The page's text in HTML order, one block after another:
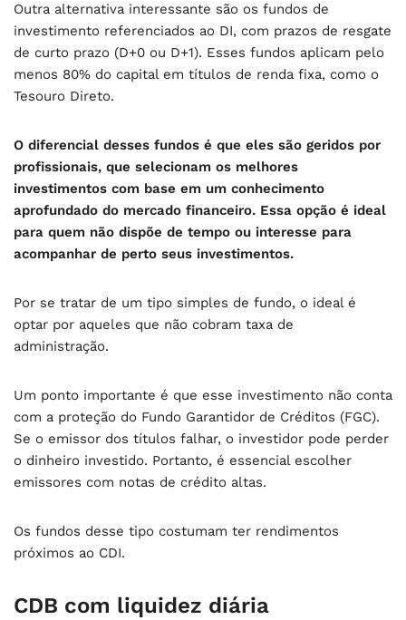
Outra alternativa interessante são os fundos de
investimento referenciados ao DI, com prazos de resgate
de curto prazo (D+0 ou D+1). Esses fundos aplicam pelo
menos 80% do capital em títulos de renda fixa, como o
Tesouro Direto.
O diferencial desses fundos é que eles são geridos por
profissionais, que selecionam os melhores
investimentos com base em um conhecimento
aprofundado do mercado financeiro. Essa opção é ideal
para quem não dispõe de tempo ou interesse para
acompanhar de perto seus investimentos.
Por se tratar de um tipo simples de fundo, o ideal é
optar por aqueles que não cobram taxa de
administração.
Um ponto importante é que esse investimento não conta
com a proteção do Fundo Garantidor de Créditos (FGC).
Se o emissor dos títulos falhar, o investidor pode perder
o dinheiro investido. Portanto, é essencial escolher
emissores com notas de crédito altas.
Os fundos desse tipo costumam ter rendimentos
próximos ao CDI.
CDB com liquidez diária